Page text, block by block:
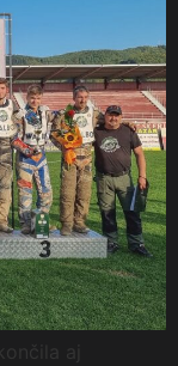
aj